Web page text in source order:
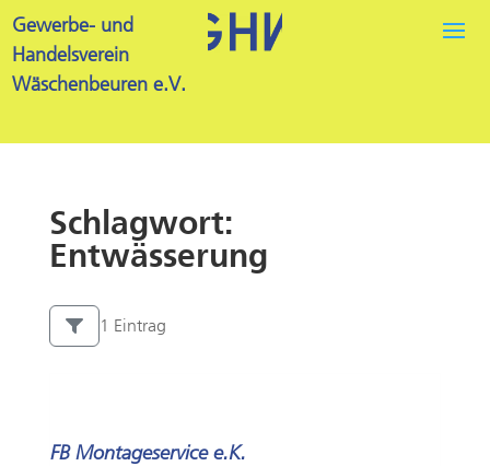
Gewerbe- und
Handelsverein
Wäschenbeuren e.V.
Schlagwort:
Entwässerung
1 Eintrag
FB Montageservice e.K.